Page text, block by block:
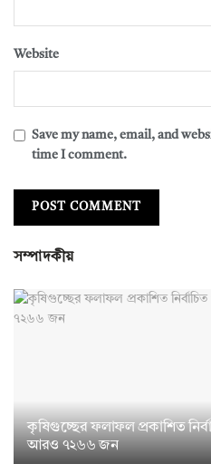
Website
Save my name, email, and
time I comment.
সম্পাদকীয়
কৃষিগুচ্ছের ফলাফল প্রকাশিত
আরও ৭২৬৬ জন